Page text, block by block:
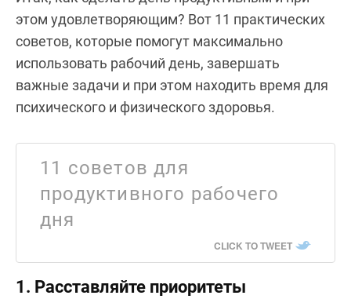
этом удовлетворяющим? Вот 11 практических
советов, которые помогут максимально
использовать рабочий день, завершать
важные задачи и при этом находить время для
психического и физического здоровья.
11 советов для
продуктивного рабочего
дня
CLICK TO TWEET
1. Расставляйте приоритеты